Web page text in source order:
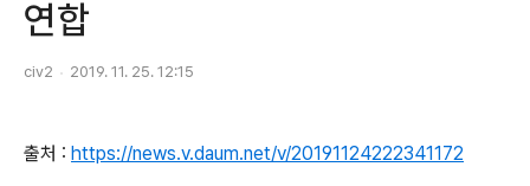
연합
civ2 2019. 11. 25. 12:15
출처 : https://news.v.daum.net/v/20191124222341172